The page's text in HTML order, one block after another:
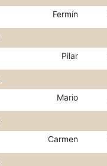
Fermín
Pilar
Mario
Carmen